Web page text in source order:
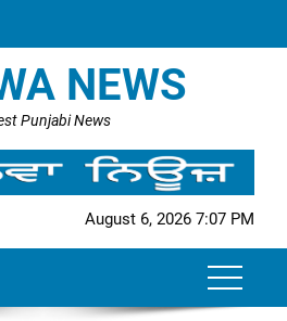
NEWS
Punjabi News
August 6, 2026 7:07 PM